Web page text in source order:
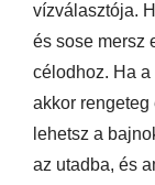
vízválasztója.
és sose mersz
célodhoz. Ha
akkor rengeteg
lehetsz a
az utadba, és